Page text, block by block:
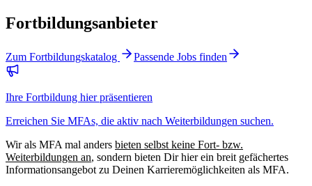
Fortbildungsanbieter
Zum Fortbildungskatalog Passende Jobs finden
Ihre Fortbildung hier präsentieren
Erreichen Sie MFAs, die aktiv nach Weiterbildungen suchen.
Wir als MFA mal anders bieten selbst keine Fort- bzw.
Weiterbildungen an, sondern bieten Dir hier ein breit gefächertes
Informationsangebot zu Deinen Karrieremöglichkeiten als MFA.